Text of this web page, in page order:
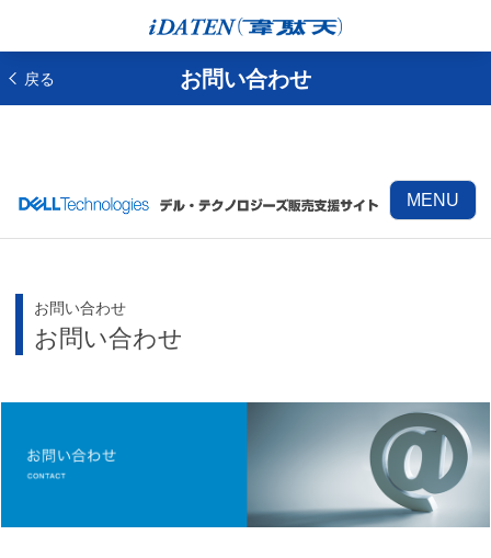
戻る お問い合わせ
MENU
お問い合わせ
お問い合わせ